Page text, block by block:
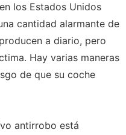
los Estados Unidos
cantidad alarmante de
a diario, pero
Hay varias maneras
de que su coche
antirrobo está